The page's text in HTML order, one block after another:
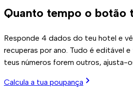
Quanto tempo o botão
Responde 4 dados do teu hotel e
recuperas por ano. Tudo é editável
teus números forem outros, ajusta-
Calcula a tua poupança